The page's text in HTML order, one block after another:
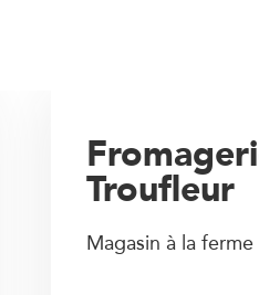
Troufleur
Magasin à la ferme